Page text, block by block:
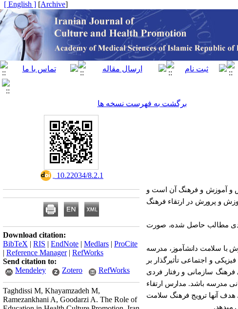
[
Archive
]
[ English ]
برگشت به فهرست نسخه ها
و آموزش و فرهنگ آن است و
و پرورش در ارتقاء فرهنگ
مطالب حاصل شده، صورت
با سلامت دانشآموز، مدرسه
و اجتماعی تأثیرگذار بر
سازمانی و رفتار فردی
مدرسه باشد. مدارس ارتقاء
هدف آنها ترویج فرهنگ سلامت
می­دهد.
‎ 10.22034/8.2.1
Download citation:
BibTeX | RIS | EndNote | Medlars | ProCite
| Reference Manager| RefWorks
Send citation to:
Mendeley
Zotero RefWorks
Taghdissi M, Khayamzadeh M,
Ramezankhani A, Goodarzi A. The Role of